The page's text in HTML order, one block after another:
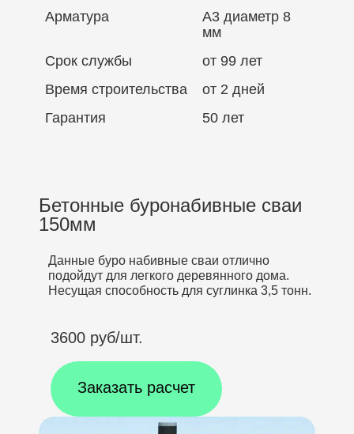
Арматура
А3 диаметр 8
мм
Срок службы
от 99 лет
Время строительства
от 2 дней
Гарантия
50 лет
Бетонные буронабивные сваи
150мм
Данные буро набивные сваи отлично
подойдут для легкого деревянного дома.
Несущая способность для суглинка 3,5 тонн.
3600 руб/шт.
Заказать расчет